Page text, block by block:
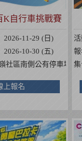
鄉壯濱路三段302號】
K自行車挑戰賽
證系列賽事)
2026-11-29 (日)
2026-10-30 (五)
社區南側公有停車場
上報名
報
集